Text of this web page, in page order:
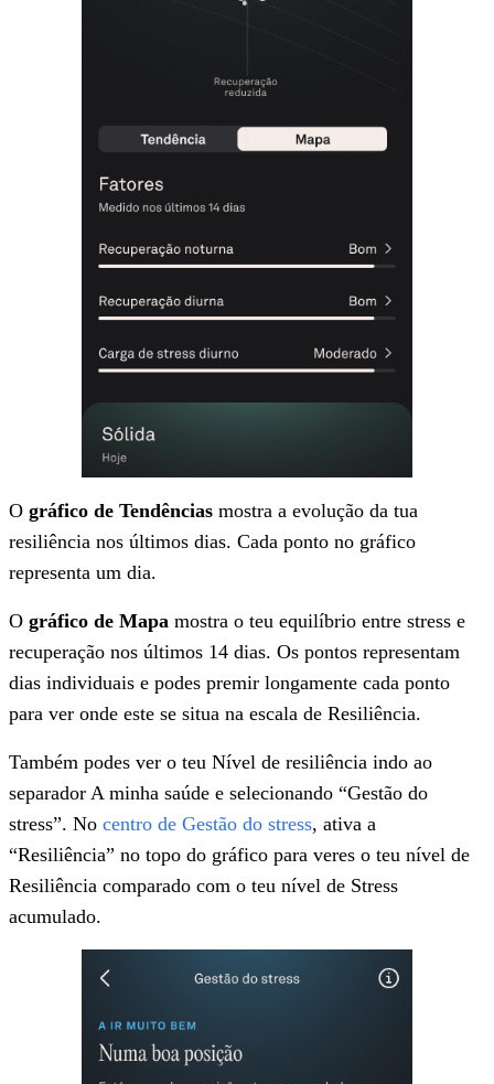
O gráfico de Tendências mostra a evolução da tua
resiliência nos últimos dias. Cada ponto no gráfico
representa um dia.
O gráfico de Mapa mostra o teu equilíbrio entre stress e
recuperação nos últimos 14 dias. Os pontos representam
dias individuais e podes premir longamente cada ponto
para ver onde este se situa na escala de Resiliência.
Também podes ver o teu Nível de resiliência indo ao
separador A minha saúde e selecionando “Gestão do
stress”. No centro de Gestão do stress, ativa a
“Resiliência” no topo do gráfico para veres o teu nível de
Resiliência comparado com o teu nível de Stress
acumulado.